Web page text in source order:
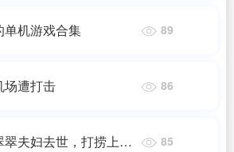
单机游戏合集 89
场遭打击 86
夫妇去世，打捞上岸
85